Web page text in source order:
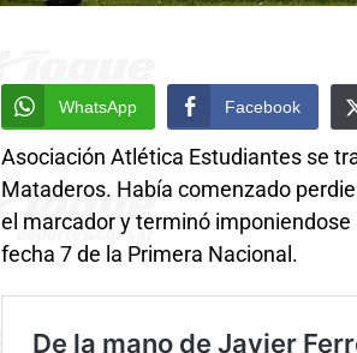
WhatsApp Facebook
Asociación Atlética Estudiantes se
Mataderos. Había comenzado
el marcador y terminó imponiendose
fecha 7 de la Primera Nacional.